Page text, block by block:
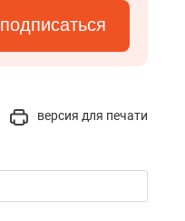
подписаться
версия для печати